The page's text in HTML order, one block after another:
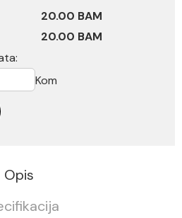
20.00 BAM
20.00 BAM
Kom
Opis